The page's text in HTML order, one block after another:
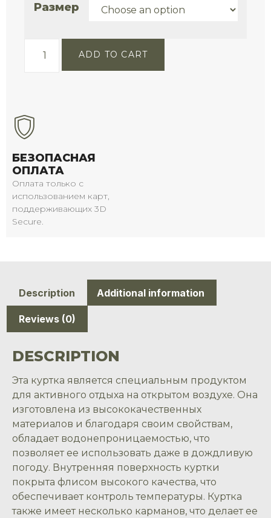
Размер
ADD TO CART
БЕЗОПАСНАЯ
ОПЛАТА
Оплата только с
использованием карт,
поддерживающих 3D
Secure.
Description Additional information
Reviews (0)
DESCRIPTION
Эта куртка является специальным продуктом
для активного отдыха на открытом воздухе. Она
изготовлена из высококачественных
материалов и благодаря своим свойствам,
обладает водонепроницаемостью, что
позволяет ее использовать даже в дождливую
погоду. Внутренняя поверхность куртки
покрыта флисом высокого качества, что
обеспечивает контроль температуры. Куртка
также имеет несколько карманов, что делает ее